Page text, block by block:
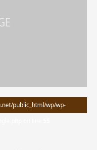
public_html/wp/wp-